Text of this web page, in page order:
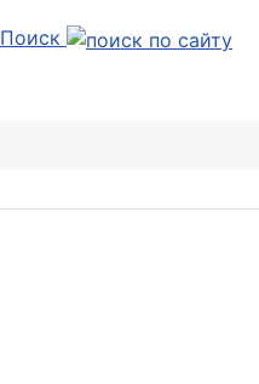
Поиск